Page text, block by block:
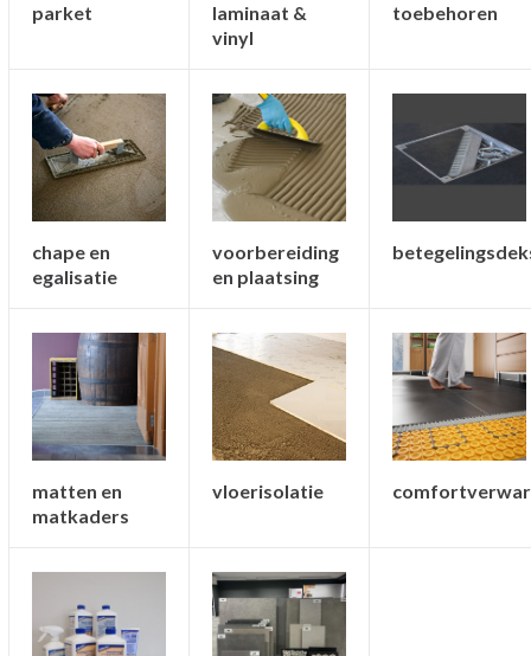
parket
laminaat &
vinyl
toebehoren
chape en
egalisatie
voorbereiding
en plaatsing
matten en
matkaders
vloerisolatie